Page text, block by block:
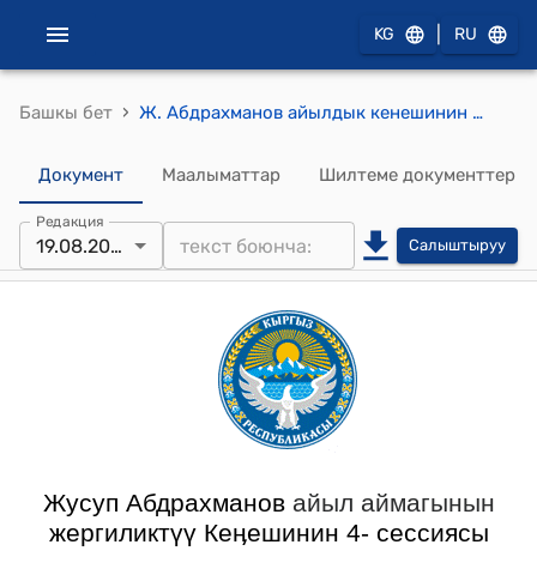
KG RU
Башкы бет › Ж. Абдрахманов айылдык кенешинин Ж.Абдрахманов айыл аймагынын айыл өкмөтүнүн 2024-жылда калган эркин каражаттарын (свободный остаток) бөлүштүрүү жөнүндө токтому
Документ Маалыматтар Шилтеме документтер
Редакция
19.08.2025 Салыштыруу